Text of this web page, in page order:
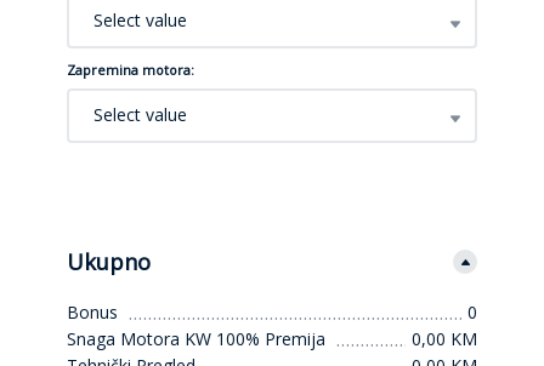
Select value
Zapremina motora:
Select value
Ukupno
Bonus
0
Snaga Motora KW 100% Premija
0,00 KM